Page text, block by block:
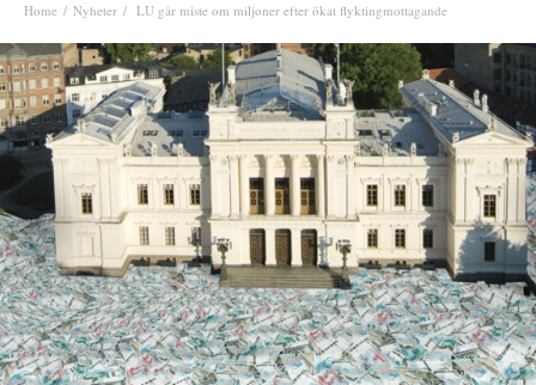
Home Nyheter LU går miste om miljoner efter ökat flyktingmottagande